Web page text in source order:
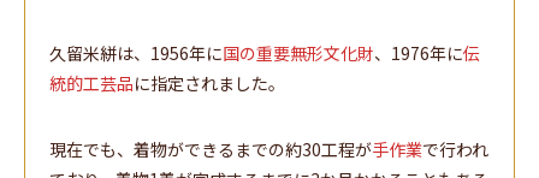
久留米絣は、1956年に国の重要無形文化財、1976年に伝
統的工芸品に指定されました。
現在でも、着物ができるまでの約30工程が手作業で行われ